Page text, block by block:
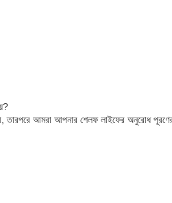
তারপরে আমরা আপনার শেলফ লাইফের অনুরোধ